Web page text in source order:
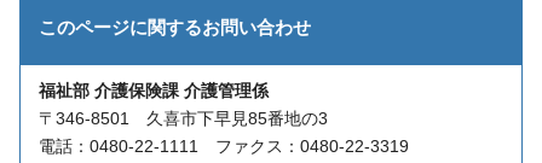
このページに関するお問い合わせ
福祉部 介護保険課 介護管理係
〒346-8501 久喜市下早見85番地の3
電話：0480-22-1111 ファクス：0480-22-3319